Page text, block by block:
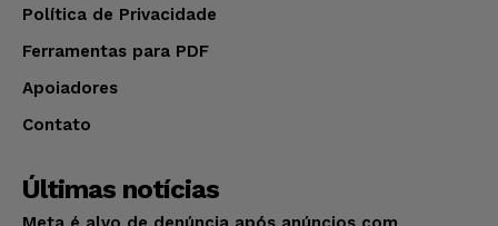
Política de Privacidade
Ferramentas para PDF
Apoiadores
Contato
Últimas notícias